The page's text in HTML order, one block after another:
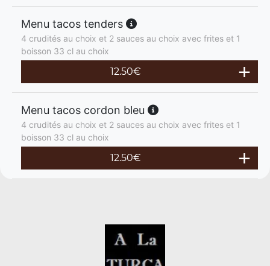
Menu tacos tenders
4 crudités au choix et 2 sauces au choix avec frites et 1
boisson 33 cl au choix
12.50€
Menu tacos cordon bleu
4 crudités au choix et 2 sauces au choix avec frites et 1
boisson 33 cl au choix
12.50€